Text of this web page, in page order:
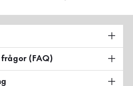
(FAQ)